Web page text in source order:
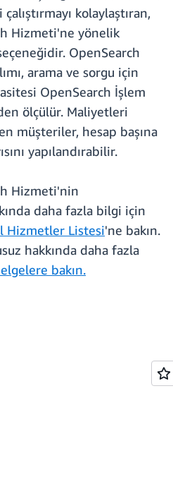
kolaylaştıran,
Hizmeti'ne yönelik
OpenSearch
arama ve sorgu için
OpenSearch İşlem
ölçülür. Maliyetleri
müşteriler, hesap başına
yapılandırabilir.
Hizmeti'nin
daha fazla bilgi için
Hizmetler Listesi'ne bakın.
hakkında daha fazla
bakın.